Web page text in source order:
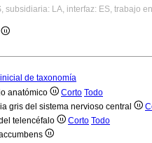
subsidiaria: LA, interfaz: ES, trabajo
de taxonomía
anatómico Corto Todo
gris del sistema nervioso central
telencéfalo Corto Todo